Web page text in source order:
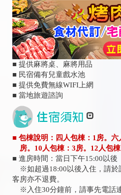
■ 提供麻將桌、麻將用品
■ 民宿備有兒童戲水池
■ 提供免費無線WIFI上網
■ 當地旅遊諮詢
■ 包棟說明：四人包棟：1房。
房。10人包棟：3房。12人包
■ 進房時間：當日下午15:00以後
※如超過18:00以後入住，請於
客房亦不退費。
※入住30分鐘前，請事先電話